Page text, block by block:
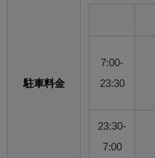
駐車料金
7:00-
23:30
23:30-
7:00